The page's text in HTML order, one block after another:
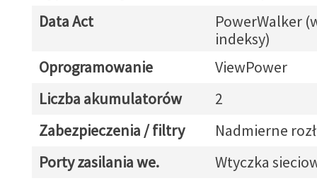
Data Act
PowerWalker
indeksy)
Oprogramowanie
ViewPower
Liczba akumulatorów
2
Zabezpieczenia / filtry
Nadmierne
Porty zasilania we.
Wtyczka